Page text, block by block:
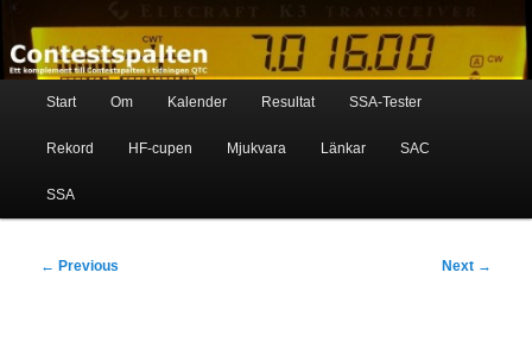
Skip
primary
content
Contestspalten
Start Om Kalender Resultat SSA-Tester
Rekord HF-cupen Mjukvara Länkar SAC
SSA
Post
← Previous Next →